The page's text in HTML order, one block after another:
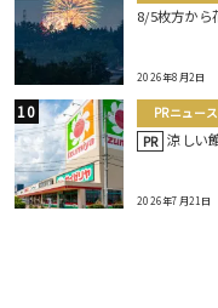
8/5枚方から
2026年8月2日
PRニュース
PR 涼しい
2026年7月21日